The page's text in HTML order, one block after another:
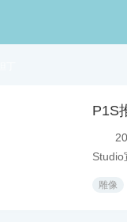
P1S
Studio
雕像